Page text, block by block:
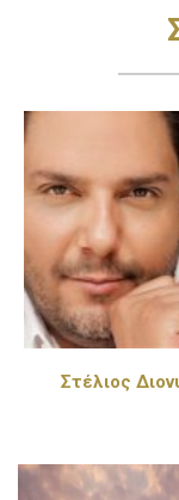
Στέλιος